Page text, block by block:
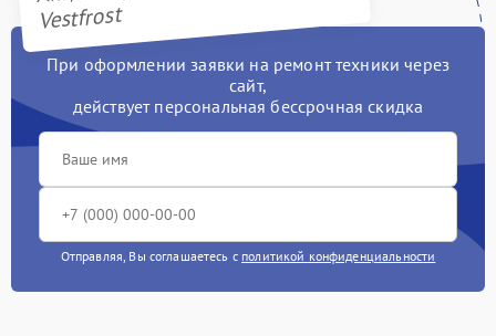
Vestfrost
При оформлении заявки на ремонт техники через
сайт,
действует персональная бессрочная скидка
Отправляя, Вы соглашаетесь с политикой конфиденциальности